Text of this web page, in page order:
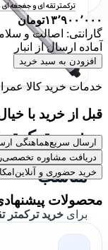
خرید
مناسب
برای
7014350 هزبرن
۱۳٬۹۰۰٬۰۰۰تومان
گارانتی: اصالت و
آماده ارسال از انبار
افزودن به سبد خرید
خدمات خرید کالا
قبل از خرید با
ارسال سریعهماهنگی
دریافت مشاوره تخصصی
خرید حضوری و آنلاین
محصولات